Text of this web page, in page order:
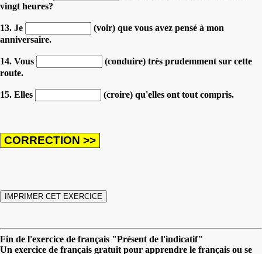
vingt heures?
13. Je
(voir) que vous avez pensé à mon
anniversaire.
14. Vous
(conduire) très prudemment sur cette
route.
15. Elles (croire) qu'elles ont tout compris.
Fin de l'exercice de français "Présent de l'indicatif"
Un exercice de français gratuit pour apprendre le français ou se